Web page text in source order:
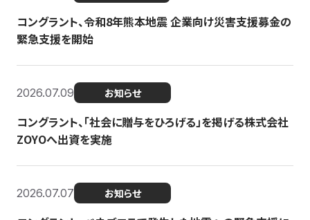
コングラント、令和8年熊本地震 企業向け災害支援募金の
緊急支援を開始
2026.07.09 お知らせ
コングラント、「社会に贈与をひろげる」を掲げる株式会社
ZOYOへ出資を実施
2026.07.07 お知らせ